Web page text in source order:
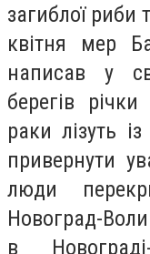
загиблої риби
квітня мер
написав у
берегів
раки лізуть
привернути
люди
Новоград-
в